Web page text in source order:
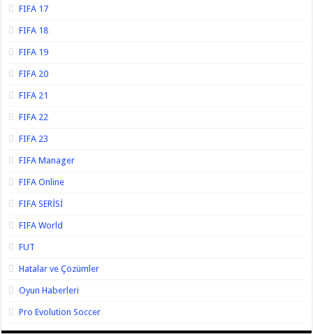
FIFA 17
FIFA 18
FIFA 19
FIFA 20
FIFA 21
FIFA 22
FIFA 23
FIFA Manager
FIFA Online
FIFA SERİSİ
FIFA World
FUT
Hatalar ve Çözümler
Oyun Haberleri
Pro Evolution Soccer